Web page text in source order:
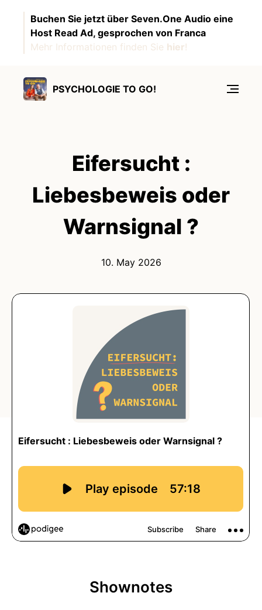
Buchen Sie jetzt über Seven.One Audio eine
Host Read Ad, gesprochen von Franca
Mehr Informationen finden Sie hier!
PSYCHOLOGIE TO GO!
Eifersucht :
Liebesbeweis oder
Warnsignal ?
10. May 2026
Shownotes